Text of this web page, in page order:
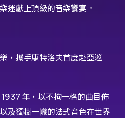
迷獻上頂級的音樂饗宴。
，攜手康特洛夫首度赴亞巡
年，以不拘一格的曲目佈
及獨樹一幟的法式音色在世界